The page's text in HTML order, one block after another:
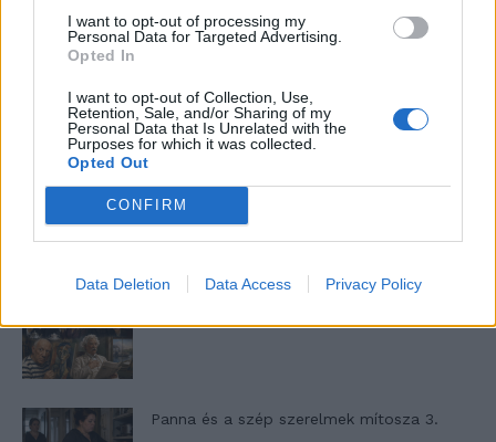
I want to opt-out of processing my
Personal Data for Targeted Advertising.
Opted In
I want to opt-out of Collection, Use,
Retention, Sale, and/or Sharing of my
Personal Data that Is Unrelated with the
Purposes for which it was collected.
Opted Out
CONFIRM
Data Deletion Data Access Privacy Policy
13. rész
Woody Allen megosztó zsenialitása
A világ legismertebb ruhái
Panna és a szép szerelmek mítosza 3.